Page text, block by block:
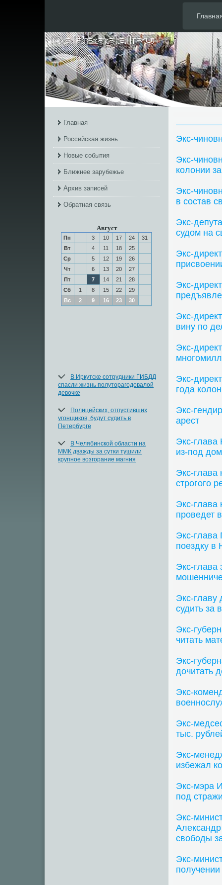
Главная
Российская жизнь
Новые события
Ближнее зарубежье
Архив записей
Обратная связь
Август
Пн 3 10 17 24
31
Вт
4 11 18
25
Ср
5 12 19
26
Чт
6 13 20
27
Пт
7 14 21
28
Сб
1 8 15 22
29
Вс
2 9 16 23 30
В Иркутске сотрудники ГИБДД
спасли жизнь полуторагодовалой
девочке
Полицейских, отпустивших
угонщиков, будут судить в
Петербурге
В Челябинской области на
ММК дважды за сутки тушили
крупное возгорание магния
Экс-
Экс-
колонии
Экс-
в состав
Экс-
судом на
Экс-
Экс-
Экс-
вину по
Экс-
Экс-
года
Экс-
арест
Экс-глава
из-под
Экс-глава
строгого
Экс-глава
проведет
Экс-глава
поездку в
Экс-глава
Экс-главу
судить за
Экс-
читать
Экс-
дочитать
Экс-
Экс-
тыс.
Экс-
избежал
Экс-мэра
под
Экс-
свободы
Экс-
получении